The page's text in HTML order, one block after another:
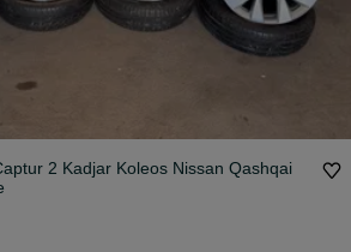
2 Kadjar Koleos Nissan Qashqai